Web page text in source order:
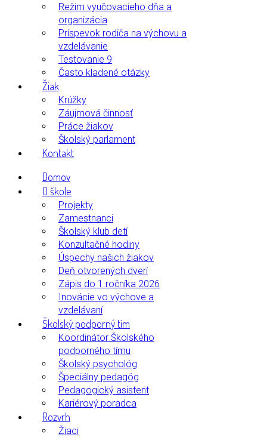
Režim vyučovacieho dňa a
organizácia
Príspevok rodiča na výchovu a
vzdelávanie
Testovanie 9
Často kladené otázky
Žiak
Krúžky
Záujmová činnosť
Práce žiakov
Školský parlament
Kontakt
Domov
O škole
Projekty
Zamestnanci
Školský klub detí
Konzultačné hodiny
Úspechy našich žiakov
Deň otvorených dverí
Zápis do 1.ročníka 2026
Inovácie vo výchove a
vzdelávaní
Školský podporný tím
Koordinátor Školského
podporného tímu
Školský psychológ
Špeciálny pedagóg
Pedagogický asistent
Kariérový poradca
Rozvrh
Žiaci